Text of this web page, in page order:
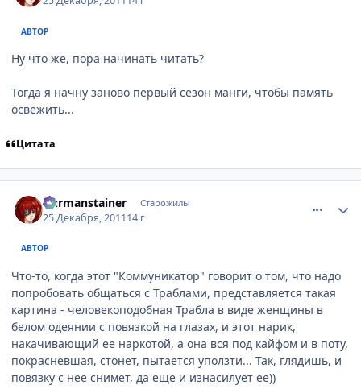
АВТОР
Ну что же, пора начинать читать?
Тогда я начну заново первый сезон манги, чтобы память
освежить...
Цитата
Durmanstainer Старожилы
25 Декабря, 201114 г
АВТОР
Что-то, когда этот "Коммуникатор" говорит о том, что надо
попробовать общаться с Траблами, представляется такая
картина - человекоподобная Трабла в виде женщины в
белом одеянии с повязкой на глазах, и этот нарик,
накачивающий ее наркотой, а она вся под кайфом и в поту,
покрасневшая, стонет, пытается уползти... Так, глядишь, и
повязку с нее снимет, да еще и изнасилует ее))